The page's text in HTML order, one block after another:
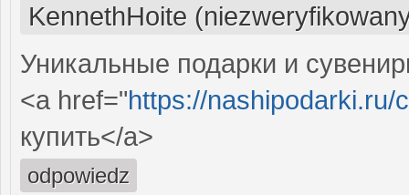
KennethHoite
Уникальные подарки и
<a href="https://nashipodarki.ru/
купить</a>
odpowiedz